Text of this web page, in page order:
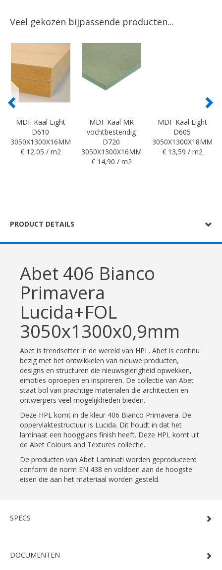
Veel gekozen bijpassende producten...
MDF Kaal Light
D610
3050X1300X16MM
€ 12,05 / m2
MDF Kaal MR
vochtbestendig
D720
3050X1300X16MM
€ 14,90 / m2
MDF Kaal Light
D605
3050X1300X18MM
€ 13,59 / m2
PRODUCT DETAILS
Abet 406 Bianco
Primavera
Lucida+FOL
3050x1300x0,9mm
Abet is trendsetter in de wereld van HPL. Abet is continu
bezig met het ontwikkelen van nieuwe producten,
designs en structuren die nieuwsgierigheid opwekken,
emoties oproepen en inspireren. De collectie van Abet
staat bol van prachtige materialen die architecten en
ontwerpers veel mogelijkheden bieden.
Deze HPL komt in de kleur 406 Bianco Primavera. De
oppervlaktestructuur is Lucida. Dit houdt in dat het
laminaat een hoogglans finish heeft. Deze HPL komt uit
de Abet Colours and Textures collectie.
De producten van Abet Laminati worden geproduceerd
conform de norm EN 438 en voldoen aan de hoogste
eisen die aan het materiaal worden gesteld.
SPECS
DOCUMENTEN